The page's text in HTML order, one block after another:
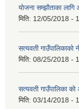
याेजना सम्झाैताका
मिति: 12/05/2018 -
सत्यवती गाउँपालिकाकाे
मिति: 08/25/2018 -
सत्यवती गाउँपालिका
मिति: 03/14/2018 -